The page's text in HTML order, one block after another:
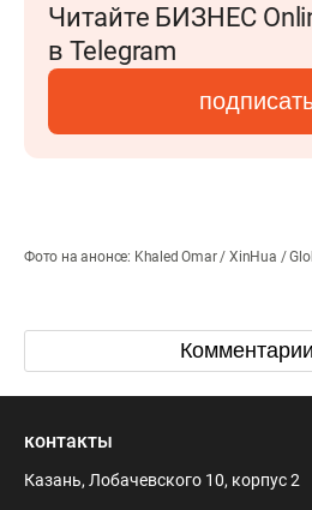
Читайте БИЗНЕС
в Telegram
Фото на анонсе: Khaled Omar / XinHua /
Комментарии
контакты
Казань, Лобачевского 10, корпус 2